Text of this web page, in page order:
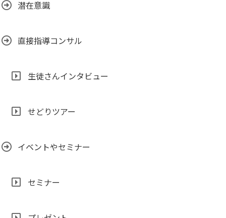
潜在意識
直接指導コンサル
生徒さんインタビュー
せどりツアー
イベントやセミナー
セミナー